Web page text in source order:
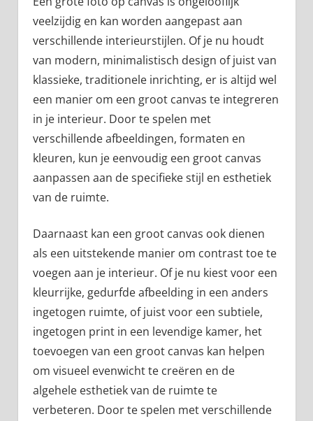
veelzijdig en kan worden aangepast aan
verschillende interieurstijlen. Of je nu houdt
van modern, minimalistisch design of juist van
klassieke, traditionele inrichting, er is altijd wel
een manier om een groot canvas te integreren
in je interieur. Door te spelen met
verschillende afbeeldingen, formaten en
kleuren, kun je eenvoudig een groot canvas
aanpassen aan de specifieke stijl en esthetiek
van de ruimte.
Daarnaast kan een groot canvas ook dienen
als een uitstekende manier om contrast toe te
voegen aan je interieur. Of je nu kiest voor een
kleurrijke, gedurfde afbeelding in een anders
ingetogen ruimte, of juist voor een subtiele,
ingetogen print in een levendige kamer, het
toevoegen van een groot canvas kan helpen
om visueel evenwicht te creëren en de
algehele esthetiek van de ruimte te
verbeteren. Door te spelen met verschillende